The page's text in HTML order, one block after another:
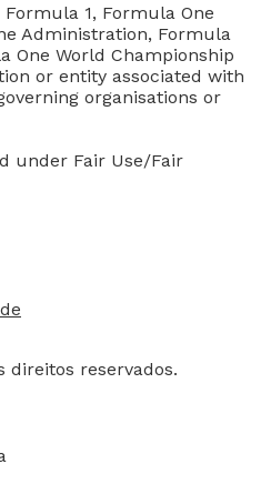
1, Formula One
Administration, Formula
One World Championship
or entity associated with
organisations or
under Fair Use/Fair
direitos reservados.